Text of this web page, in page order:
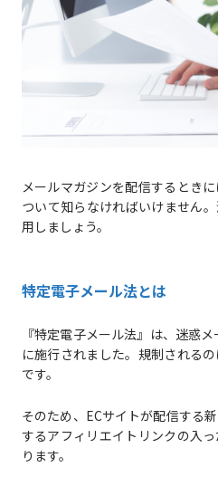
メールマガジンを配信するときに
ついて知らなければいけません
用しましょう。
特定電子メール法とは
『特定電子メール法』は、迷惑
に施行されました。規制される
です。
そのため、ECサイトが配信する
するアフィリエイトリンクの入
ります。